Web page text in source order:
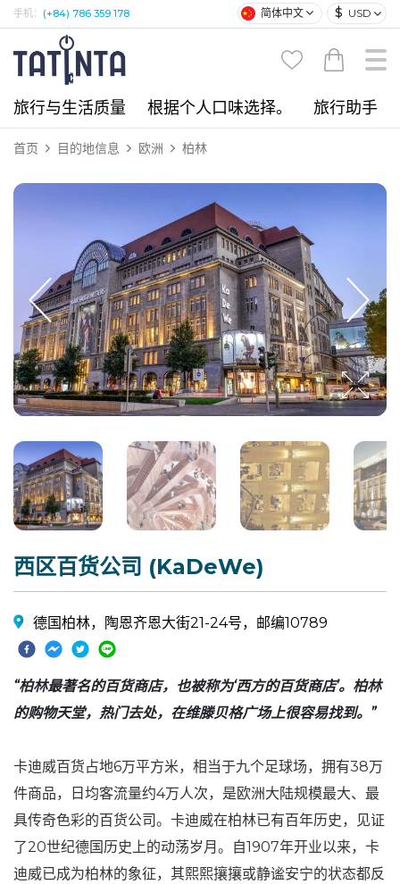
手机： (+84) 786 359 178 简体中文 $ USD
旅行与生活质量 根据个人口味选择。 旅行助手
首页 目的地信息 欧洲 柏林
西区百货公司 (KaDeWe)
德国柏林，陶恩齐恩大街21-24号，邮编10789
“柏林最著名的百货商店，也被称为‘西方的百货商店’。柏林
的购物天堂，热门去处，在维滕贝格广场上很容易找到。”
卡迪威百货占地6万平方米，相当于九个足球场，拥有38万
件商品，日均客流量约4万人次，是欧洲大陆规模最大、最
具传奇色彩的百货公司。卡迪威在柏林已有百年历史，见证
了20世纪德国历史上的动荡岁月。自1907年开业以来，卡
迪威已成为柏林的象征，其熙熙攘攘或静谧安宁的状态都反